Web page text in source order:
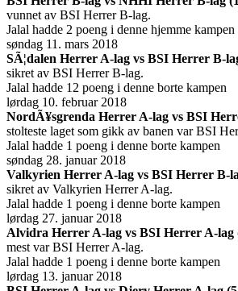
vunnet av BSI Herrer B-lag.
Jalal hadde 2 poeng i denne hjemme kampen
søndag 11. mars 2018
SÃ¦dalen Herrer A-lag vs BSI Herrer B-
sikret av BSI Herrer B-lag.
Jalal hadde 12 poeng i denne borte kampen
lørdag 10. februar 2018
NordÃ¥sgrenda Herrer A-lag vs BSI
stolteste laget som gikk av banen var BSI
Jalal hadde 1 poeng i denne borte kampen
søndag 28. januar 2018
Valkyrien Herrer A-lag vs BSI Herrer B-
sikret av Valkyrien Herrer A-lag.
Jalal hadde 1 poeng i denne borte kampen
lørdag 27. januar 2018
Alvidra Herrer A-lag vs BSI Herrer A-lag
mest var BSI Herrer A-lag.
Jalal hadde 1 poeng i denne borte kampen
lørdag 13. januar 2018